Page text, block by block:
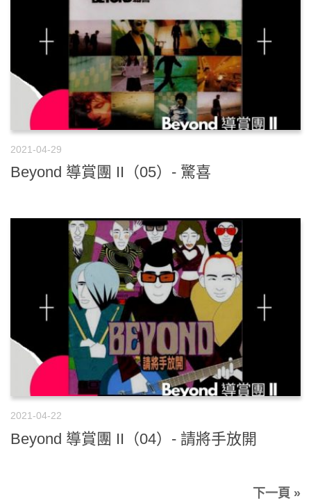
2021-04-29
Beyond 導賞團 II（05）- 驚喜
2021-04-22
Beyond 導賞團 II（04）- 請將手放開
下一頁 »